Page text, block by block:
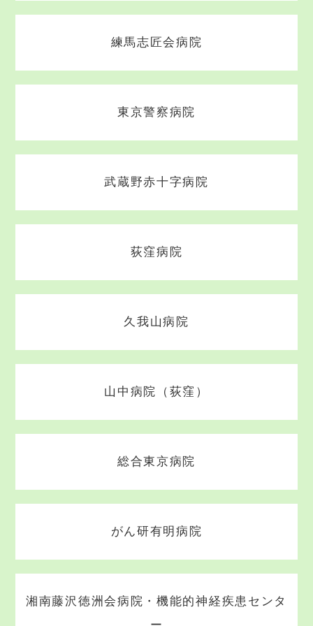
練馬志匠会病院
東京警察病院
武蔵野赤十字病院
荻窪病院
久我山病院
山中病院（荻窪）
総合東京病院
がん研有明病院
湘南藤沢徳洲会病院・機能的神経疾患センタ